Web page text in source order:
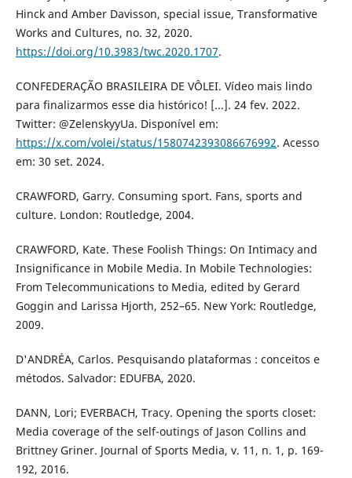
Hinck and Amber Davisson, special issue, Transformative
Works and Cultures, no. 32, 2020.
https://doi.org/10.3983/twc.2020.1707.
CONFEDERAÇÃO BRASILEIRA DE VÔLEI. Vídeo mais lindo
para finalizarmos esse dia histórico! [...]. 24 fev. 2022.
Twitter: @ZelenskyyUa. Disponível em:
https://x.com/volei/status/1580742393086676992. Acesso
em: 30 set. 2024.
CRAWFORD, Garry. Consuming sport. Fans, sports and
culture. London: Routledge, 2004.
CRAWFORD, Kate. These Foolish Things: On Intimacy and
Insignificance in Mobile Media. In Mobile Technologies:
From Telecommunications to Media, edited by Gerard
Goggin and Larissa Hjorth, 252–65. New York: Routledge,
2009.
D'ANDRÉA, Carlos. Pesquisando plataformas : conceitos e
métodos. Salvador: EDUFBA, 2020.
DANN, Lori; EVERBACH, Tracy. Opening the sports closet:
Media coverage of the self-outings of Jason Collins and
Brittney Griner. Journal of Sports Media, v. 11, n. 1, p. 169-
192, 2016.